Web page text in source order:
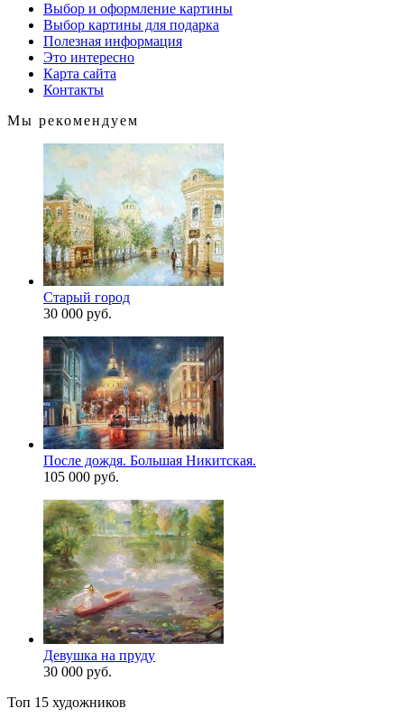
Выбор и оформление картины
Выбор картины для подарка
Полезная информация
Это интересно
Карта сайта
Контакты
Мы рекомендуем
Старый город
30 000 руб.
После дождя. Большая Никитская.
105 000 руб.
Девушка на пруду
30 000 руб.
Топ 15 художников